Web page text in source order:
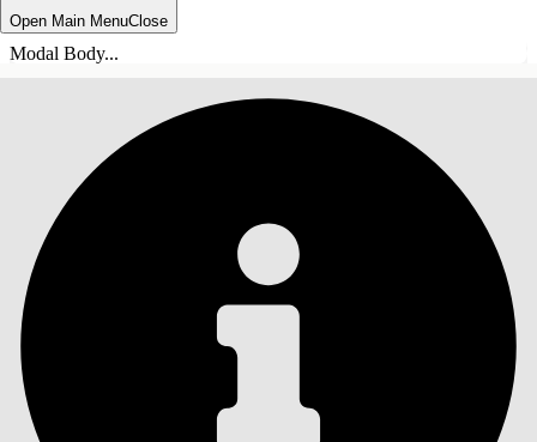
Open Main MenuClose
Modal Body...
SOMMARIO